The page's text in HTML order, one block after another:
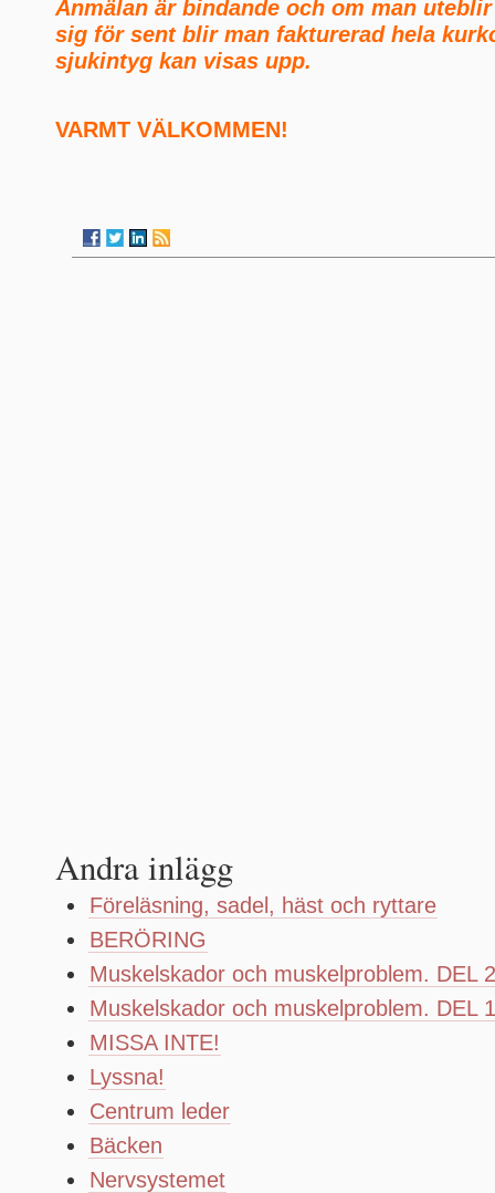
Anmälan är bindande och om man
sig för sent blir man fakturerad hela
sjukintyg kan visas upp.
VARMT VÄLKOMMEN!
Andra inlägg
Föreläsning, sadel, häst och ryttare
BERÖRING
Muskelskador och muskelproblem. DEL 2
Muskelskador och muskelproblem. DEL 1
MISSA INTE!
Lyssna!
Centrum leder
Bäcken
Nervsystemet